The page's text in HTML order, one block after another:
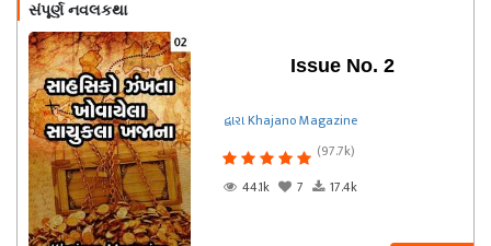
સંપૂર્ણ નવલકથા
Issue No. 2
દ્વારા Khajano Magazine
(97.7k)
44.1k
7 17.4k